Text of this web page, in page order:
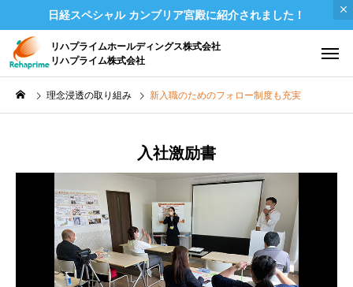
日経スペシャル カンブリア宮殿に紹介されました！
リハプライムホールディングス株式会社
リハプライム株式会社
理念浸透の取り組み 新入職のためのフォロー制度も充実
入社激励書